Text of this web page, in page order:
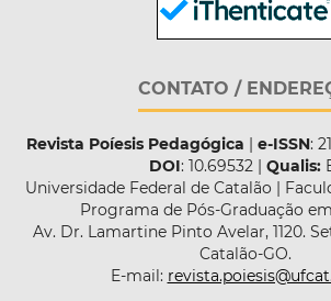
CONTATO /
Revista Poíesis Pedagógica | e-ISSN:
DOI: 10.69532 | Qualis:
Universidade Federal de Catalão |
Programa de Pós-Graduação
Av. Dr. Lamartine Pinto Avelar, 1120.
Catalão-GO.
E-mail: